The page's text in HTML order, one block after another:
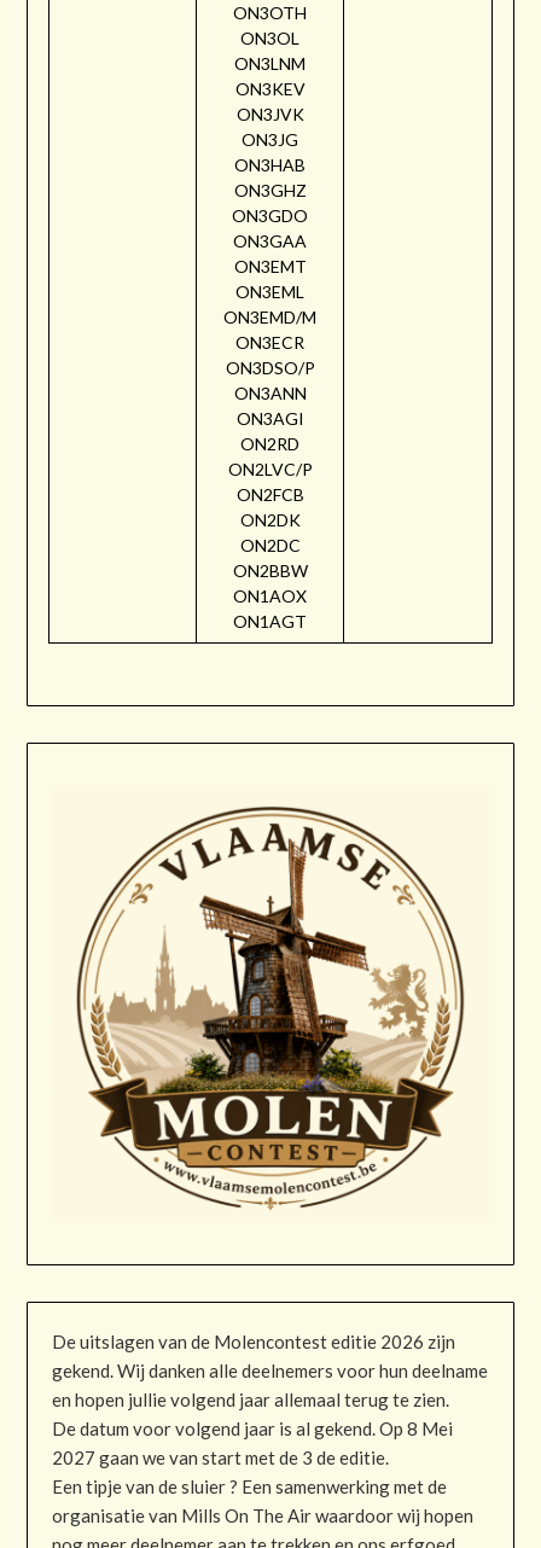
ON3OTH
ON3OL
ON3LNM
ON3KEV
ON3JVK
ON3JG
ON3HAB
ON3GHZ
ON3GDO
ON3GAA
ON3EMT
ON3EML
ON3EMD/M
ON3ECR
ON3DSO/P
ON3ANN
ON3AGI
ON2RD
ON2LVC/P
ON2FCB
ON2DK
ON2DC
ON2BBW
ON1AOX
ON1AGT
De uitslagen van de Molencontest editie 2026 zijn
gekend. Wij danken alle deelnemers voor hun deelname
en hopen jullie volgend jaar allemaal terug te zien.
De datum voor volgend jaar is al gekend. Op 8 Mei
2027 gaan we van start met de 3 de editie.
Een tipje van de sluier ? Een samenwerking met de
organisatie van Mills On The Air waardoor wij hopen